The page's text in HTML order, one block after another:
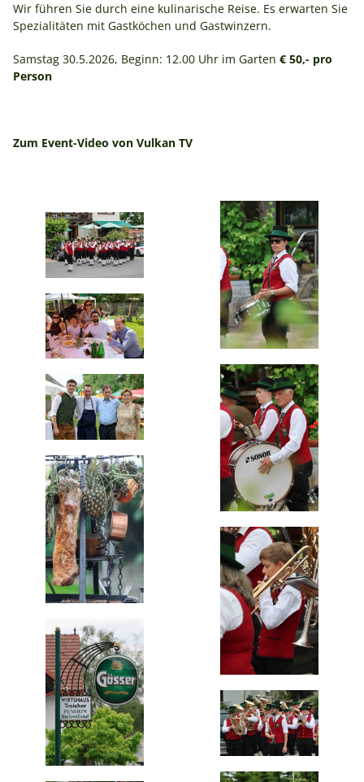
Wir führen Sie durch eine kulinarische Reise. Es erwarten Sie
Spezialitäten mit Gastköchen und Gastwinzern.
Samstag 30.5.2026, Beginn: 12.00 Uhr im Garten € 50,- pro
Person
Zum Event-Video von Vulkan TV